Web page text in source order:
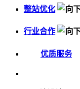
整站优化
行业合作
优质服务